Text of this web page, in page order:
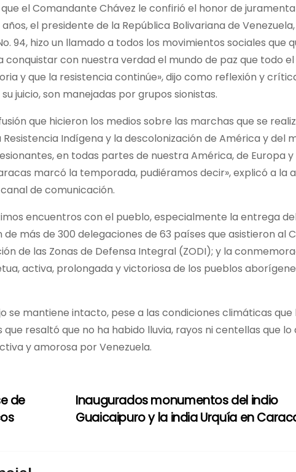
el Comandante Chávez le confirió el honor de
el presidente de la República Bolivariana de
94, hizo un llamado a todos los movimientos sociales que
conquistar con nuestra verdad el mundo de paz que todo
y que la resistencia continúe», dijo como reflexión y
juicio, son manejadas por grupos sionistas.
que hicieron los medios sobre las marchas que se
Indígena y la descolonización de América y del
en todas partes de nuestra América, de Europa y
marcó la temporada, pudiéramos decir», explicó a la
de comunicación.
encuentros con el pueblo, especialmente la entrega
más de 300 delegaciones de 63 países que asistieron al
de las Zonas de Defensa Integral (ZODI); y la
activa, prolongada y victoriosa de los pueblos
se mantiene intacto, pese a las condiciones climáticas que
resaltó que no ha habido lluvia, rayos ni centellas que
y amorosa por Venezuela.
Inaugurados monumentos del indio
Guaicaipuro y la india Urquía en
de